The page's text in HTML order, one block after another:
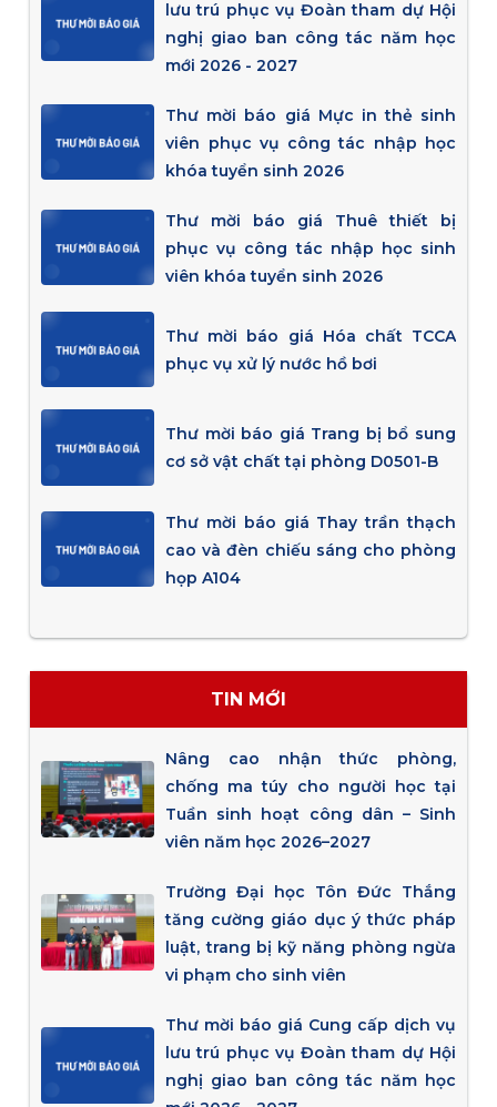
lưu trú phục vụ Đoàn tham dự Hội
nghị giao ban công tác năm học
mới 2026 - 2027
Thư mời báo giá Mực in thẻ sinh
viên phục vụ công tác nhập học
khóa tuyển sinh 2026
Thư mời báo giá Thuê thiết bị
phục vụ công tác nhập học sinh
viên khóa tuyển sinh 2026
Thư mời báo giá Hóa chất TCCA
phục vụ xử lý nước hồ bơi
Thư mời báo giá Trang bị bổ sung
cơ sở vật chất tại phòng D0501-B
Thư mời báo giá Thay trần thạch
cao và đèn chiếu sáng cho phòng
họp A104
TIN MỚI
Nâng cao nhận thức phòng,
chống ma túy cho người học tại
Tuần sinh hoạt công dân – Sinh
viên năm học 2026–2027
Trường Đại học Tôn Đức Thắng
tăng cường giáo dục ý thức pháp
luật, trang bị kỹ năng phòng ngừa
vi phạm cho sinh viên
Thư mời báo giá Cung cấp dịch vụ
lưu trú phục vụ Đoàn tham dự Hội
nghị giao ban công tác năm học